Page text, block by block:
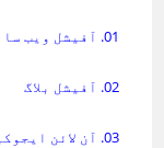
01. آفیشل ویب سائٹ
02. آفیشل بلاگ
03. آن لائن ایجوکیشن ویب سائٹ